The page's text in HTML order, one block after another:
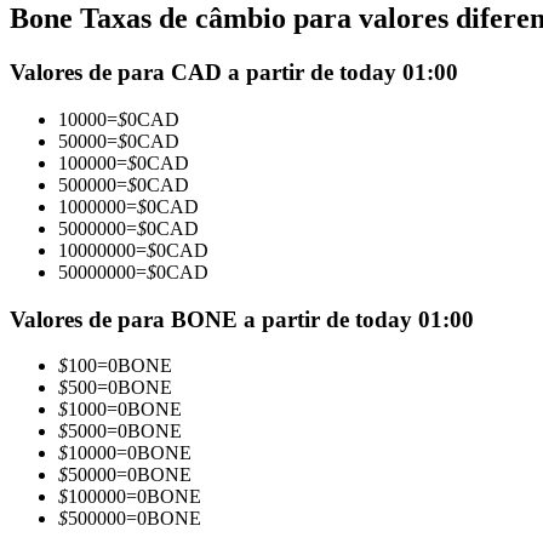
Futuros usando USDC como garantia
Copiar Trading
Junte-se aos principais traders
Bone Taxas de câmbio para valores
Valores de para CAD a partir de today 01:00
10000=$0CAD
50000=$0CAD
100000=$0CAD
500000=$0CAD
1000000=$0CAD
5000000=$0CAD
10000000=$0CAD
50000000=$0CAD
Valores de para BONE a partir de today 01:00
$100=0BONE
$500=0BONE
$1000=0BONE
$5000=0BONE
$10000=0BONE
$50000=0BONE
$100000=0BONE
$500000=0BONE